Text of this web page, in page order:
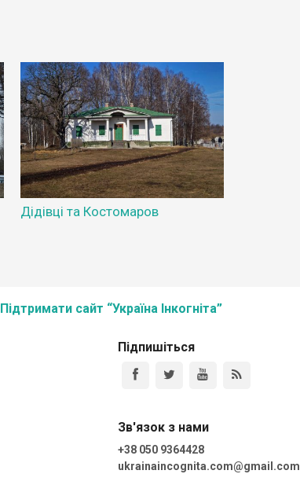
Дідівці та Костомаров
Підтримати сайт “Україна Інкогніта”
Підпишіться
Зв'язок з нами
+38 050 9364428
ukrainaincognita.com@gmail.com